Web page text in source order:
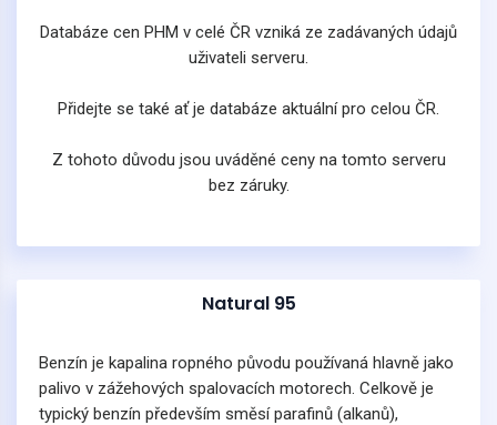
Databáze cen PHM v celé ČR vzniká ze zadávaných údajů
uživateli serveru.
Přidejte se také ať je databáze aktuální pro celou ČR.
Z tohoto důvodu jsou uváděné ceny na tomto serveru
bez záruky.
Natural 95
Benzín je kapalina ropného původu používaná hlavně jako
palivo v zážehových spalovacích motorech. Celkově je
typický benzín především směsí parafinů (alkanů),